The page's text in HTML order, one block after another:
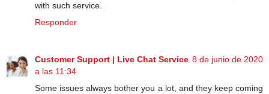
with such service.
Responder
Customer Support | Live Chat Service 8 de junio de 2020
a las 11:34
Some issues always bother you a lot, and they keep coming